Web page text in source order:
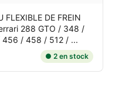
FLEXIBLE DE FREIN
288 GTO / 348 /
/ 458 / 512 / ...
● 2 en stock